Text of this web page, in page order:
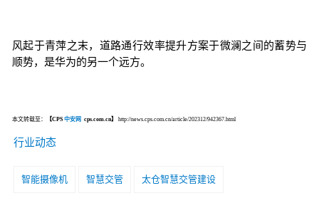
风起于青萍之末，道路通行效率提升方案于微澜之间的蓄势与
顺势，是华为的另一个远方。
本文转载至： 【CPS 中安网 cps.com.cn】 http://news.cps.com.cn/article/202312/942367.html
行业动态
智能摄像机 智慧交管 太仓智慧交管建设